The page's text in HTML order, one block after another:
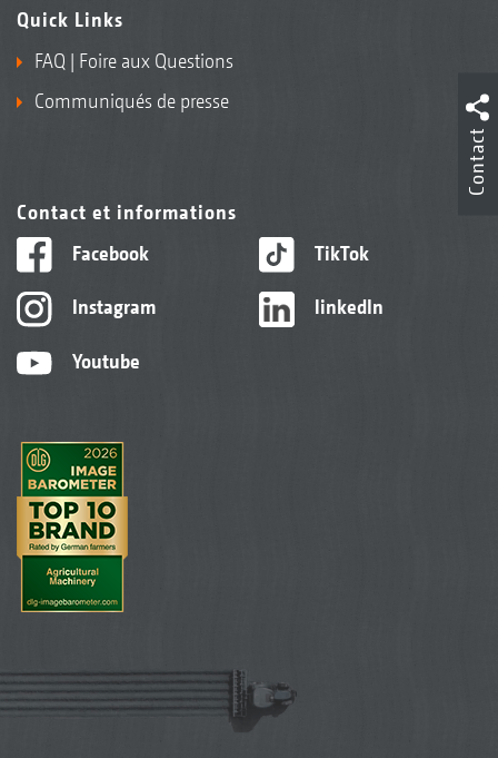
Quick Links
FAQ | Foire aux Questions
Communiqués de presse
Contact et informations
Facebook
Instagram
Youtube
TikTok
linkedIn
Contact